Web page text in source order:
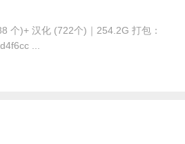
个)+ 汉化 (722个)｜254.2G 打包：
...